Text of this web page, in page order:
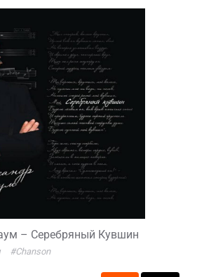
– Серебряный Кувшин
#Chanson